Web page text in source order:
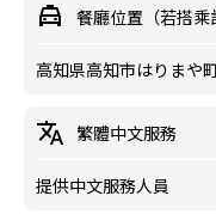
餐廳位置（若搭乘
高知県高知市はりまや
繁體中文服務
提供中文服務人員